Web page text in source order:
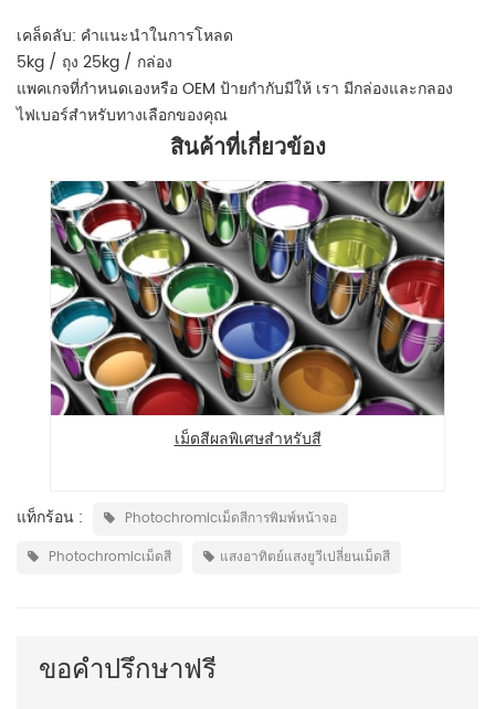
เคล็ดลับ: คำแนะนำในการโหลด
5kg / ถุง 25kg / กล่อง
แพคเกจที่กำหนดเองหรือ OEM ป้ายกำกับมีให้ เรา มีกล่องและกลอง
ไฟเบอร์สำหรับทางเลือกของคุณ
สินค้าที่เกี่ยวข้อง
เม็ดสีผลพิเศษสำหรับสี
แท็กร้อน :
Photochromicเม็ดสีการพิมพ์หน้าจอ
Photochromicเม็ดสี
แสงอาทิตย์แสงยูวีเปลี่ยนเม็ดสี
ขอคำปรึกษาฟรี